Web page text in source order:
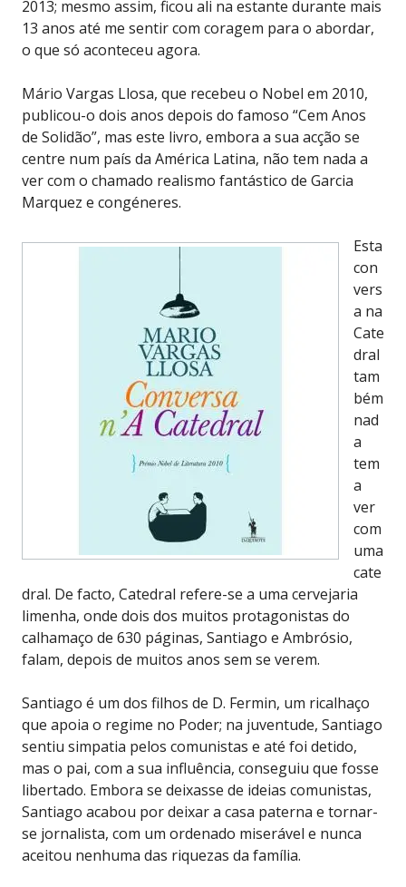
2013; mesmo assim, ficou ali na estante durante mais
13 anos até me sentir com coragem para o abordar,
o que só aconteceu agora.
Mário Vargas Llosa, que recebeu o Nobel em 2010,
publicou-o dois anos depois do famoso “Cem Anos
de Solidão”, mas este livro, embora a sua acção se
centre num país da América Latina, não tem nada a
ver com o chamado realismo fantástico de Garcia
Marquez e congéneres.
Esta
con
vers
a na
Cate
dral
tam
bém
nad
a
tem
a
ver
com
uma
cate
dral. De facto, Catedral refere-se a uma cervejaria
limenha, onde dois dos muitos protagonistas do
calhamaço de 630 páginas, Santiago e Ambrósio,
falam, depois de muitos anos sem se verem.
Santiago é um dos filhos de D. Fermin, um ricalhaço
que apoia o regime no Poder; na juventude, Santiago
sentiu simpatia pelos comunistas e até foi detido,
mas o pai, com a sua influência, conseguiu que fosse
libertado. Embora se deixasse de ideias comunistas,
Santiago acabou por deixar a casa paterna e tornar-
se jornalista, com um ordenado miserável e nunca
aceitou nenhuma das riquezas da família.